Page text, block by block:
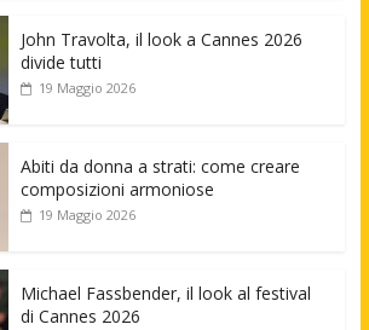
John Travolta, il look a Cannes 2026
divide tutti
19 Maggio 2026
Abiti da donna a strati: come creare
composizioni armoniose
19 Maggio 2026
Michael Fassbender, il look al festival
di Cannes 2026